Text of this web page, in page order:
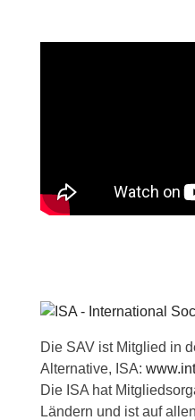
Die SAV ist Mitglied in
Alternative, ISA:
Die ISA hat
Ländern und ist auf